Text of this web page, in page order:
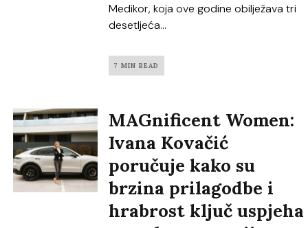
Medikor, koja ove godine obilježava tri
desetljeća...
7 MIN READ
MAGnificent Women:
Ivana Kovačić
poručuje kako su
brzina prilagodbe i
hrabrost ključ uspjeha